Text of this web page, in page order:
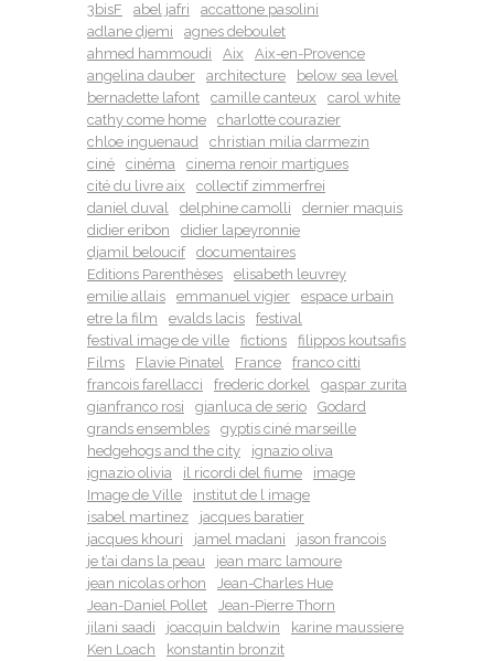
3bisF abel jafri
accattone pasolini
adlane djemi
agnes deboulet
ahmed hammoudi
Aix
Aix-en-Provence
angelina dauber
architecture
below sea level
bernadette lafont
camille canteux
carol white
cathy come home
charlotte courazier
chloe inguenaud
christian milia darmezin
ciné
cinéma
cinema renoir martigues
cité du livre aix
collectif zimmerfrei
daniel duval
delphine camolli
dernier maquis
didier eribon
didier lapeyronnie
djamil beloucif
documentaires
Editions Parenthèses
elisabeth leuvrey
emilie allais
emmanuel vigier
espace urbain
etre la film
evalds lacis
festival
festival image de ville
fictions
filippos koutsafis
Films
Flavie Pinatel France
franco citti
francois farellacci
frederic dorkel
gaspar zurita
gianfranco rosi
gianluca de serio
Godard
grands ensembles
gyptis ciné marseille
hedgehogs and the city
ignazio oliva
ignazio olivia
il ricordi del fiume
image
Image de Ville
institut de l image
isabel martinez
jacques baratier
jacques khouri
jamel madani
jason francois
je t’ai dans la peau
jean marc lamoure
jean nicolas orhon
Jean-Charles Hue
Jean-Daniel Pollet
Jean-Pierre Thorn
jilani saadi
joacquin baldwin
karine maussiere
Ken Loach
konstantin bronzit